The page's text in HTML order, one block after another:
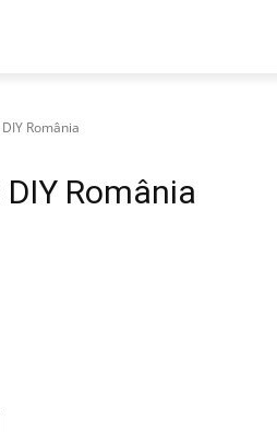
DIY România
DIY România